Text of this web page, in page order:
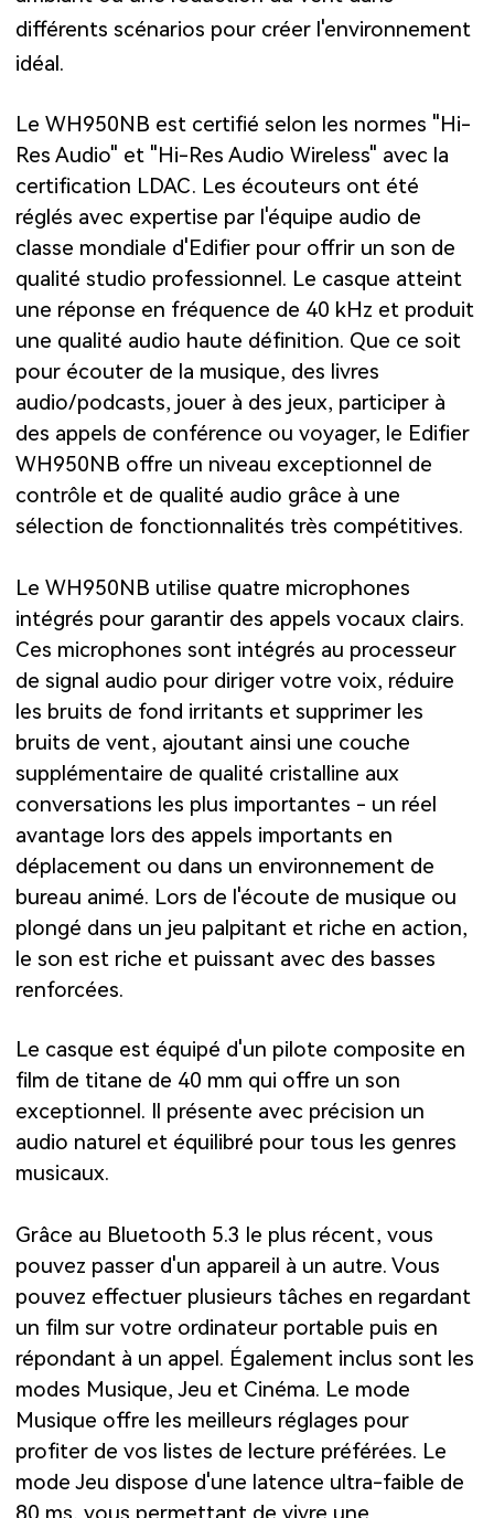
différents scénarios pour créer l'environnement
idéal.
Le WH950NB est certifié selon les normes "Hi-
Res Audio" et "Hi-Res Audio Wireless" avec la
certification LDAC. Les écouteurs ont été
réglés avec expertise par l'équipe audio de
classe mondiale d'Edifier pour offrir un son de
qualité studio professionnel. Le casque atteint
une réponse en fréquence de 40 kHz et produit
une qualité audio haute définition. Que ce soit
pour écouter de la musique, des livres
audio/podcasts, jouer à des jeux, participer à
des appels de conférence ou voyager, le Edifier
WH950NB offre un niveau exceptionnel de
contrôle et de qualité audio grâce à une
sélection de fonctionnalités très compétitives.
Le WH950NB utilise quatre microphones
intégrés pour garantir des appels vocaux clairs.
Ces microphones sont intégrés au processeur
de signal audio pour diriger votre voix, réduire
les bruits de fond irritants et supprimer les
bruits de vent, ajoutant ainsi une couche
supplémentaire de qualité cristalline aux
conversations les plus importantes - un réel
avantage lors des appels importants en
déplacement ou dans un environnement de
bureau animé. Lors de l'écoute de musique ou
plongé dans un jeu palpitant et riche en action,
le son est riche et puissant avec des basses
renforcées.
Le casque est équipé d'un pilote composite en
film de titane de 40 mm qui offre un son
exceptionnel. Il présente avec précision un
audio naturel et équilibré pour tous les genres
musicaux.
Grâce au Bluetooth 5.3 le plus récent, vous
pouvez passer d'un appareil à un autre. Vous
pouvez effectuer plusieurs tâches en regardant
un film sur votre ordinateur portable puis en
répondant à un appel. Également inclus sont les
modes Musique, Jeu et Cinéma. Le mode
Musique offre les meilleurs réglages pour
profiter de vos listes de lecture préférées. Le
mode Jeu dispose d'une latence ultra-faible de
80 ms, vous permettant de vivre une